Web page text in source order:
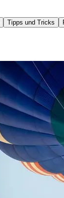
Tipps und Tricks